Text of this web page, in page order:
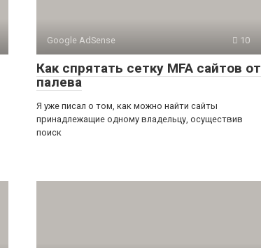
Google AdSense 10
Как спрятать сетку MFA сайтов от
палева
Я уже писал о том, как можно найти сайты
принадлежащие одному владельцу, осуществив
поиск